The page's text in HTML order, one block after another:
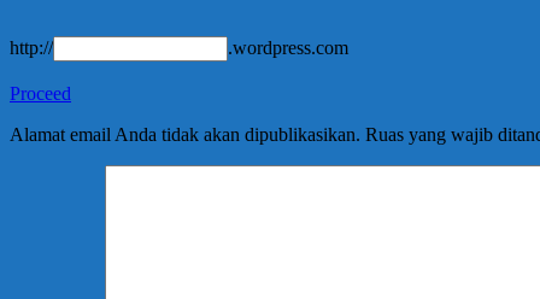
http:// .wordpress.com
Proceed
Alamat email Anda tidak akan dipublikasikan. Ruas yang wajib